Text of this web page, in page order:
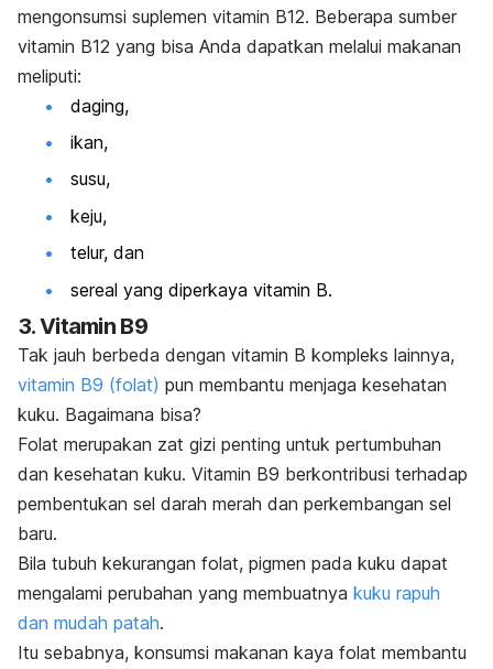
mengonsumsi suplemen vitamin B12. Beberapa sumber
vitamin B12 yang bisa Anda dapatkan melalui makanan
meliputi:
daging,
ikan,
susu,
keju,
telur, dan
sereal yang diperkaya vitamin B.
3. Vitamin B9
Tak jauh berbeda dengan vitamin B kompleks lainnya,
vitamin B9 (folat) pun membantu menjaga kesehatan
kuku. Bagaimana bisa?
Folat merupakan zat gizi penting untuk pertumbuhan
dan kesehatan kuku. Vitamin B9 berkontribusi terhadap
pembentukan sel darah merah dan perkembangan sel
baru.
Bila tubuh kekurangan folat, pigmen pada kuku dapat
mengalami perubahan yang membuatnya kuku rapuh
dan mudah patah.
Itu sebabnya, konsumsi makanan kaya folat membantu